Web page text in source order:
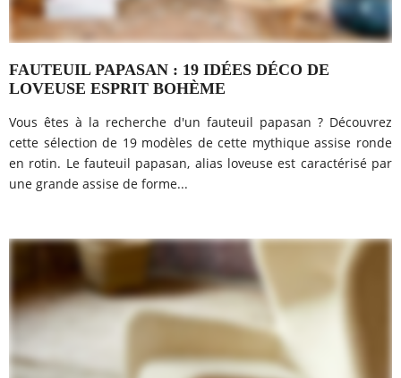
FAUTEUIL PAPASAN : 19 IDÉES DÉCO DE
LOVEUSE ESPRIT BOHÈME
Vous êtes à la recherche d'un fauteuil papasan ? Découvrez
cette sélection de 19 modèles de cette mythique assise ronde
en rotin. Le fauteuil papasan, alias loveuse est caractérisé par
une grande assise de forme...